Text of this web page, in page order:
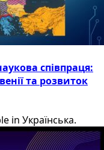
співпраця:
та розвиток
in Українська.